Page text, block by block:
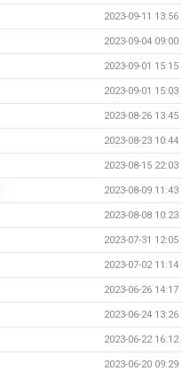
2023-09-11 13:56
2023-09-04 09:00
2023-09-01 15:15
2023-09-01 15:03
2023-08-26 13:45
2023-08-23 10:44
2023-08-15 22:03
2023-08-09 11:43
2023-08-08 10:23
2023-07-31 12:05
2023-07-02 11:14
2023-06-26 14:17
2023-06-24 13:26
2023-06-22 16:12
2023-06-20 09:29